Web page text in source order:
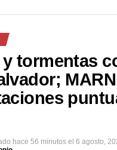
estabilizaron a las
a centros asistenciales
médica. Las autoridades
precauciones al
durante el período
vehicular en las
tormentas
hace 56 minutos el 6 agosto,